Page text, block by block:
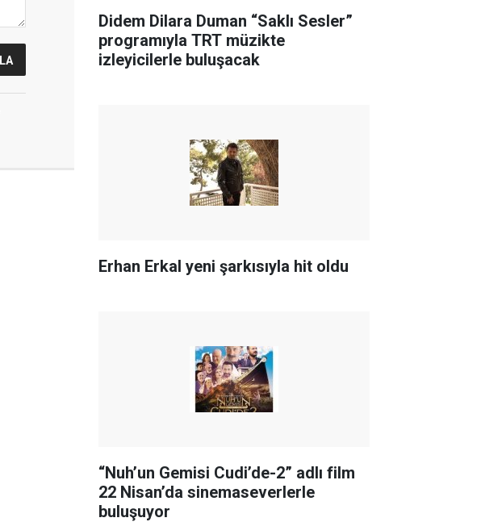
Didem Dilara Duman “Saklı Sesler”
programıyla TRT müzikte
izleyicilerle buluşacak
Erhan Erkal yeni şarkısıyla hit oldu
“Nuh’un Gemisi Cudi’de-2” adlı film
22 Nisan’da sinemaseverlerle
buluşuyor